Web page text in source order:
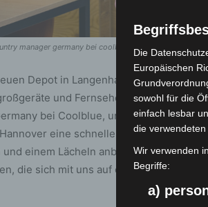
manager germany bei coolblue – quelle: pr konstant
Depot in Langenhagen etablieren
und Fernseher nun auch in
bei Coolblue, und führt aus:
eine schnelle und zuverlässige
und einem Lächeln anbieten zu können.
die sich mit uns auf diesen
Die
Europäischen
sowohl für die
einfach lesbar
die verwendeten
Wir verwenden
Begriffe:
a)